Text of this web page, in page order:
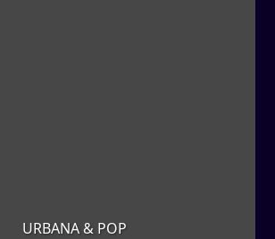
URBANA & POP